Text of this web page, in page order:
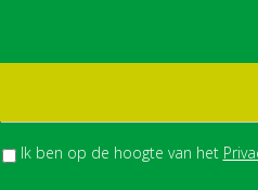
Ik ben op de hoogte van het